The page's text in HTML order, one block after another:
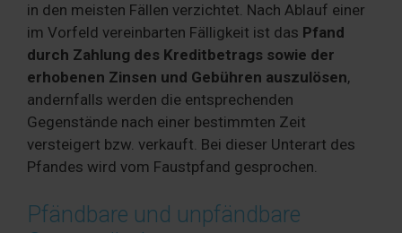
in den meisten Fällen verzichtet. Nach Ablauf einer
im Vorfeld vereinbarten Fälligkeit ist das Pfand
durch Zahlung des Kreditbetrags sowie der
erhobenen Zinsen und Gebühren auszulösen,
andernfalls werden die entsprechenden
Gegenstände nach einer bestimmten Zeit
versteigert bzw. verkauft. Bei dieser Unterart des
Pfandes wird vom Faustpfand gesprochen.
Pfändbare und unpfändbare